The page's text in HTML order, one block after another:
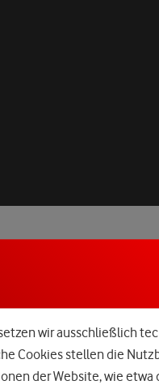
wir ausschließlich
Cookies stellen die
der Website, wie